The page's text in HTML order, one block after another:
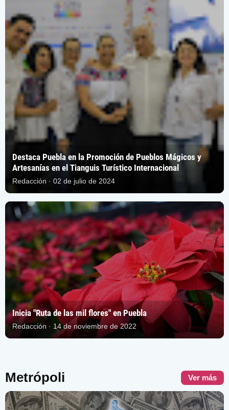
Destaca Puebla en la Promoción de Pueblos Mágicos y
Artesanías en el Tianguis Turístico Internacional
Redacción · 02 de julio de 2024
Inicia "Ruta de las mil flores" en Puebla
Redacción · 14 de noviembre de 2022
Metrópoli Ver más